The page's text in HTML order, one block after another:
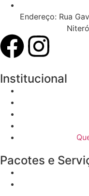
Endereço: Rua
Institucional
Pacotes e